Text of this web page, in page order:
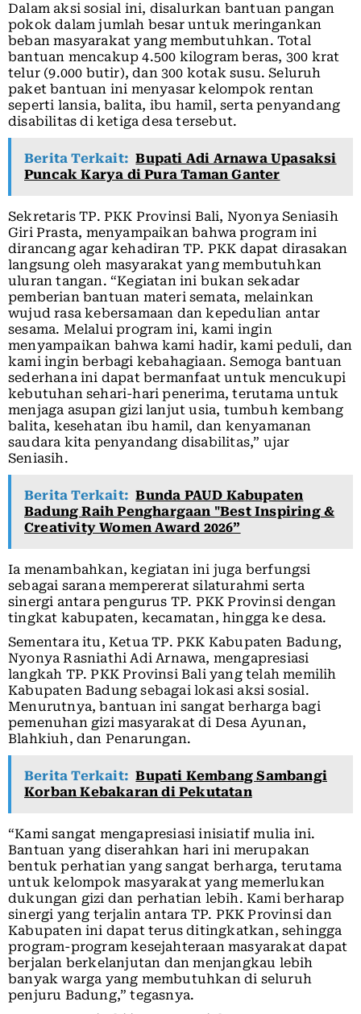
Dalam aksi sosial ini, disalurkan bantuan pangan
pokok dalam jumlah besar untuk meringankan
beban masyarakat yang membutuhkan. Total
bantuan mencakup 4.500 kilogram beras, 300 krat
telur (9.000 butir), dan 300 kotak susu. Seluruh
paket bantuan ini menyasar kelompok rentan
seperti lansia, balita, ibu hamil, serta penyandang
disabilitas di ketiga desa tersebut.
Berita Terkait: Bupati Adi Arnawa Upasaksi
Puncak Karya di Pura Taman Ganter
Sekretaris TP. PKK Provinsi Bali, Nyonya Seniasih
Giri Prasta, menyampaikan bahwa program ini
dirancang agar kehadiran TP. PKK dapat dirasakan
langsung oleh masyarakat yang membutuhkan
uluran tangan. “Kegiatan ini bukan sekadar
pemberian bantuan materi semata, melainkan
wujud rasa kebersamaan dan kepedulian antar
sesama. Melalui program ini, kami ingin
menyampaikan bahwa kami hadir, kami peduli, dan
kami ingin berbagi kebahagiaan. Semoga bantuan
sederhana ini dapat bermanfaat untuk mencukupi
kebutuhan sehari-hari penerima, terutama untuk
menjaga asupan gizi lanjut usia, tumbuh kembang
balita, kesehatan ibu hamil, dan kenyamanan
saudara kita penyandang disabilitas,” ujar
Seniasih.
Berita Terkait: Bunda PAUD Kabupaten
Badung Raih Penghargaan "Best Inspiring &
Creativity Women Award 2026”
Ia menambahkan, kegiatan ini juga berfungsi
sebagai sarana mempererat silaturahmi serta
sinergi antara pengurus TP. PKK Provinsi dengan
tingkat kabupaten, kecamatan, hingga ke desa.
Sementara itu, Ketua TP. PKK Kabupaten Badung,
Nyonya Rasniathi Adi Arnawa, mengapresiasi
langkah TP. PKK Provinsi Bali yang telah memilih
Kabupaten Badung sebagai lokasi aksi sosial.
Menurutnya, bantuan ini sangat berharga bagi
pemenuhan gizi masyarakat di Desa Ayunan,
Blahkiuh, dan Penarungan.
Berita Terkait: Bupati Kembang Sambangi
Korban Kebakaran di Pekutatan
“Kami sangat mengapresiasi inisiatif mulia ini.
Bantuan yang diserahkan hari ini merupakan
bentuk perhatian yang sangat berharga, terutama
untuk kelompok masyarakat yang memerlukan
dukungan gizi dan perhatian lebih. Kami berharap
sinergi yang terjalin antara TP. PKK Provinsi dan
Kabupaten ini dapat terus ditingkatkan, sehingga
program-program kesejahteraan masyarakat dapat
berjalan berkelanjutan dan menjangkau lebih
banyak warga yang membutuhkan di seluruh
penjuru Badung,” tegasnya.